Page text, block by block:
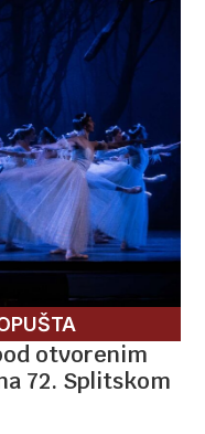
otvorenim
72. Splitskom